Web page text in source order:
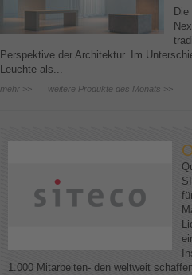
Perspektive der Architektur. Im
Leuchte als...
mehr >> weitere Produkte des Monats >>
1.000 Mitarbeiten- den weltweit